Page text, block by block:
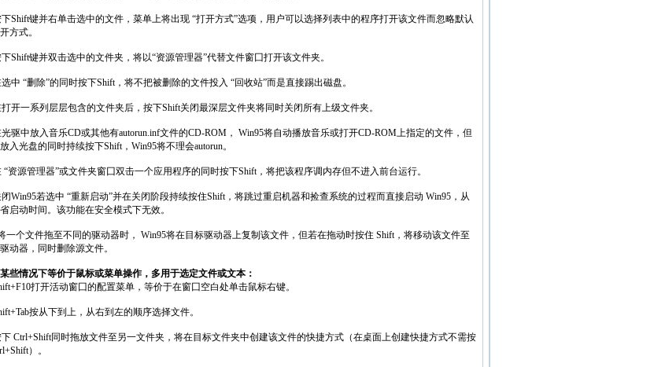
Shift键并右单击选中的文件，菜单上将出现 “打开方式”选项，用户可以选择列表中的程序打开该文件而忽略默认
方式。
Shift键并双击选中的文件夹，将以“资源管理器”代替文件窗囗打开该文件夹。
中 “删除”的同时按下Shift，将不把被删除的文件投入 “回收站”而是直接踢出磁盘。
开一系列层层包含的文件夹后，按下Shift关闭最深层文件夹将同时关闭所有上级文件夹。
驱中放入音乐CD或其他有autorun.inf文件的CD-ROM， Win95将自动播放音乐或打开CD-ROM上指定的文件，但
入光盘的同时持续按下Shift，Win95将不理会autorun。
“资源管理器”或文件夹窗囗双击一个应用程序的同时按下Shift，将把该程序调内存但不进入前台运行。
Win95若选中 “重新启动”并在关闭阶段持续按住Shift，将跳过重启机器和捡查系统的过程而直接启动 Win95，从
启动时间。该功能在安全模式下无效。
一个文件拖至不同的驱动器时， Win95将在目标驱动器上复制该文件，但若在拖动时按住 Shift，将移动该文件至
动器，同时删除源文件。
些情况下等价于鼠标或菜单操作，多用于选定文件或文本：
打开活动窗囗的配置菜单，等价于在窗囗空白处单击鼠标右键。
按从下到上，从右到左的顺序选择文件。
下 Ctrl+Shift同时拖放文件至另一文件夹，将在目标文件夹中创建该文件的快捷方式（在桌面上创建快捷方式不需按
）。